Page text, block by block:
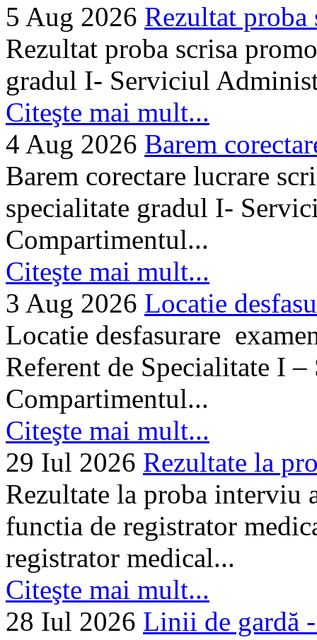
5 Aug 2026 Rezultat proba
Rezultat proba scrisa
gradul I- Serviciul
Citeşte mai mult...
4 Aug 2026 Barem
Barem corectare lucrare
specialitate gradul I-
Compartimentul...
Citeşte mai mult...
3 Aug 2026 Locatie
Locatie desfasurare
Referent de Specialitate I
Compartimentul...
Citeşte mai mult...
29 Iul 2026 Rezultate la
Rezultate la proba interviu
functia de registrator
registrator medical...
Citeşte mai mult...
28 Iul 2026 Linii de gardă